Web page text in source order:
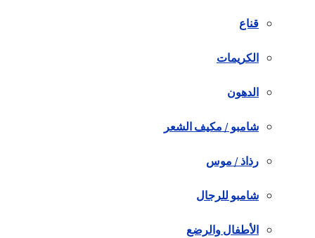
قناع
الكريمات
الدهون
شامبو / مكيف الشعر
رذاذ / موس
شامبو للرجال
الأطفال والرضع